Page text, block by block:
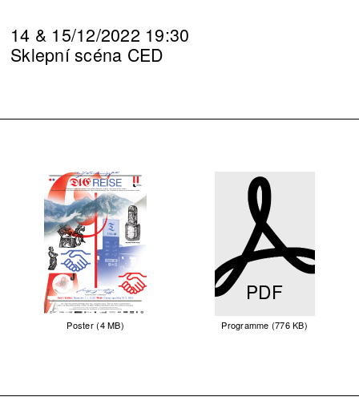
14 & 15/12/2022 19:30
Sklepní scéna CED
Poster (4 MB)
PDF
Programme (776 KB)